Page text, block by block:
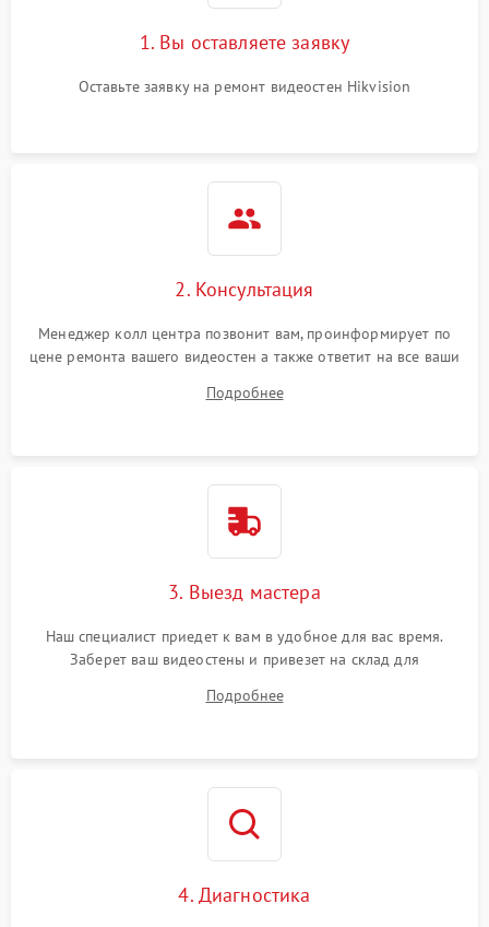
1. Вы оставляете заявку
Оставьте заявку на ремонт видеостен Hikvision
2. Консультация
Менеджер колл центра позвонит вам, проинформирует по
цене ремонта вашего видеостен а также ответит на все ваши
Подробнее
3. Выезд мастера
Наш специалист приедет к вам в удобное для вас время.
Заберет ваш видеостены и привезет на склад для
Подробнее
4. Диагностика